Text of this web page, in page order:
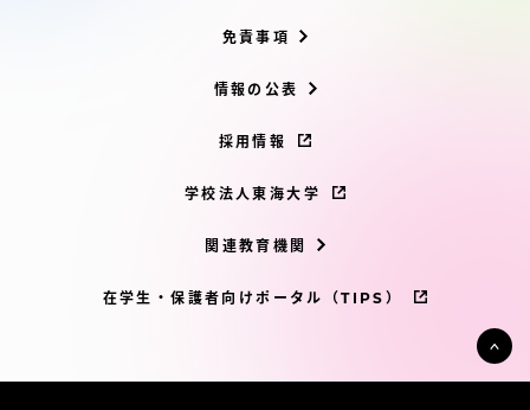
免責事項
情報の公表
採用情報
学校法人東海大学
関連教育機関
在学生・保護者向けポータル（TIPS）